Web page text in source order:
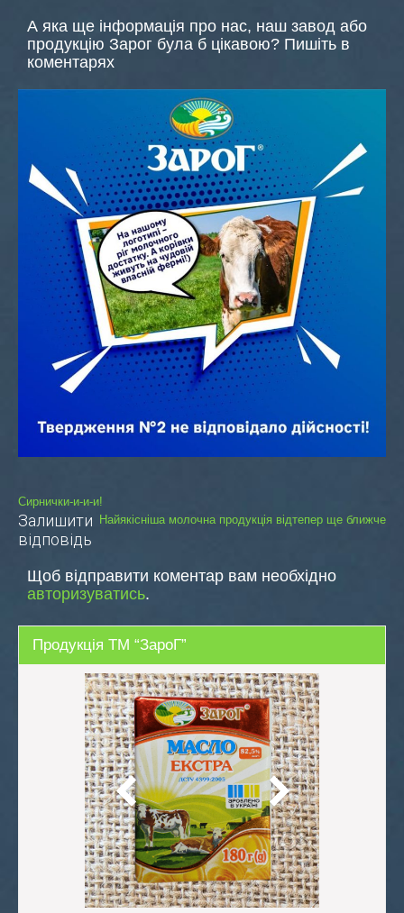
А яка ще інформація про нас, наш завод або
продукцію Зарог була б цікавою? Пишіть в
коментарях
Навігація
записів
Сирнички-и-и-и!
Найякісніша молочна продукція відтепер ще ближче
Залишити
відповідь
Щоб відправити коментар вам необхідно
авторизуватись.
Продукція ТМ “ЗароГ”